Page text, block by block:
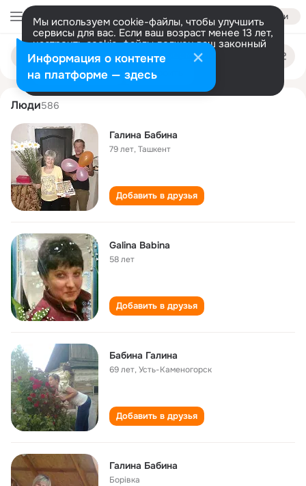
Войти
Мы используем cookie-файлы, чтобы улучшить
сервисы для вас. Если ваш возраст менее 13 лет,
настроить cookie-файлы должен ваш законный
представитель. Больше информации
Разрешить все Настроить
Поиск
людям
galina babina
Люди586
Галина Бабина
79 лет,Ташкент
Добавить в друзья
Galina Babina
58 лет
Добавить в друзья
Бабина Галина
69 лет,Усть-Каменогорск
Добавить в друзья
Галина Бабина
Борівка
Информация о контенте
на платформе — здесь